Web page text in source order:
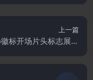
上一篇
标开场片头标志展示